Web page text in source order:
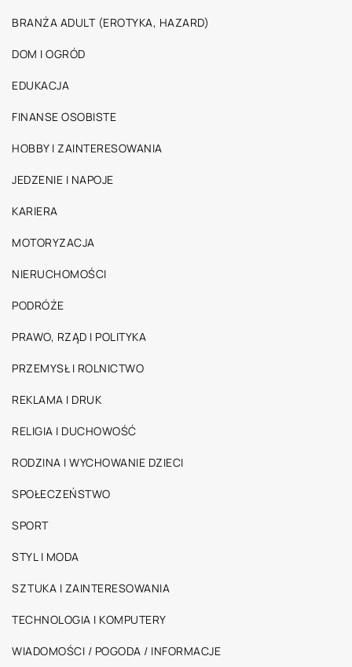
BRANŻA ADULT (EROTYKA, HAZARD)
DOM I OGRÓD
EDUKACJA
FINANSE OSOBISTE
HOBBY I ZAINTERESOWANIA
JEDZENIE I NAPOJE
KARIERA
MOTORYZACJA
NIERUCHOMOŚCI
PODRÓŻE
PRAWO, RZĄD I POLITYKA
PRZEMYSŁ I ROLNICTWO
REKLAMA I DRUK
RELIGIA I DUCHOWOŚĆ
RODZINA I WYCHOWANIE DZIECI
SPOŁECZEŃSTWO
SPORT
STYL I MODA
SZTUKA I ZAINTERESOWANIA
TECHNOLOGIA I KOMPUTERY
WIADOMOŚCI / POGODA / INFORMACJE